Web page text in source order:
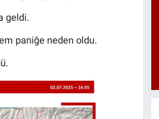
geldi.
paniğe neden oldu.